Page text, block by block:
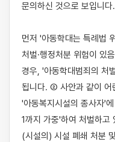
문의하신 것으로 보입니다.
먼저 '아동학대는 특례법
처벌·행정처분 위험이 있
경우, '아동학대범죄의 처
됩니다. ② 사안과 같이 어
'아동복지시설의 종사자'
1까지 가중'하여 처벌하
(시설의) 시설 폐쇄 처분